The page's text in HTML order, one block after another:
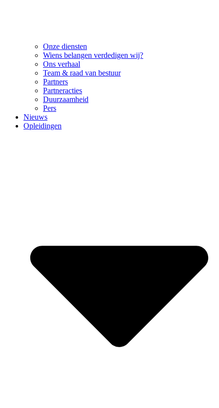
Onze diensten
Wiens belangen verdedigen wij?
Ons verhaal
Team & raad van bestuur
Partners
Partneracties
Duurzaamheid
Pers
Nieuws
Opleidingen